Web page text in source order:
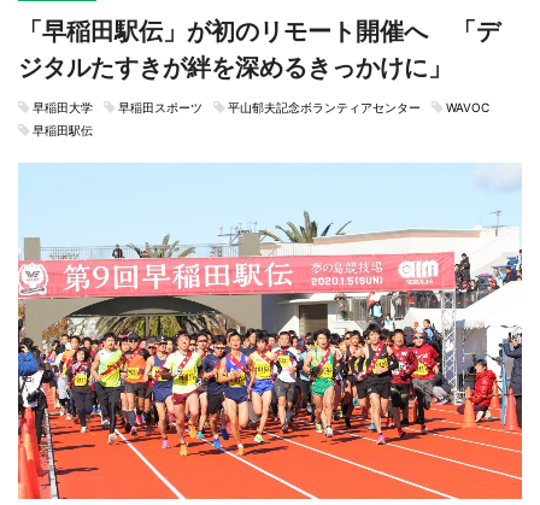
「早稲田駅伝」が初のリモート開催へ 「デ
ジタルたすきが絆を深めるきっかけに」
早稲田大学 早稲田スポーツ 平山郁夫記念ボランティアセンター
WAVOC
早稲田駅伝